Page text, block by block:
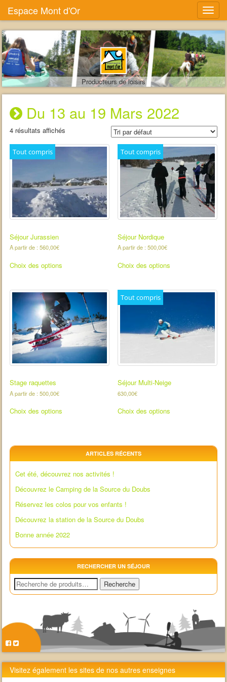
Espace Mont d'Or
Producteurs de loisirs
Du 13 au 19 Mars 2022
4 résultats affichés
Tout compris
Séjour Jurassien
A partir de :560,00€
Choix des options
Tout compris
Séjour Nordique
A partir de :500,00€
Choix des options
Stage raquettes
A partir de :500,00€
Choix des options
Tout compris
Séjour Multi-Neige
630,00€
Choix des options
ARTICLES RÉCENTS
Cet été, découvrez nos activités !
Découvrez le Camping de la Source du Doubs
Réservez les colos pour vos enfants !
Découvrez la station de la Source du Doubs
Bonne année 2022
RECHERCHER UN SÉJOUR
Recherche
pour :
Recherche
Visitez également les sites de nos autres enseignes